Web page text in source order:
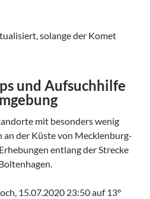
solange der Komet
und Aufsuchhilfe
mit besonders wenig
an der Küste von Mecklenburg-
entlang der Strecke
15.07.2020 23:50 auf 13°